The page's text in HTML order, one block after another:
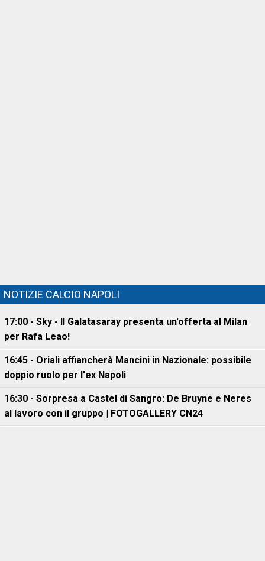
NOTIZIE CALCIO NAPOLI
17:00 - Sky - Il Galatasaray presenta un'offerta al Milan
per Rafa Leao!
16:45 - Oriali affiancherà Mancini in Nazionale: possibile
doppio ruolo per l'ex Napoli
16:30 - Sorpresa a Castel di Sangro: De Bruyne e Neres
al lavoro con il gruppo | FOTOGALLERY CN24